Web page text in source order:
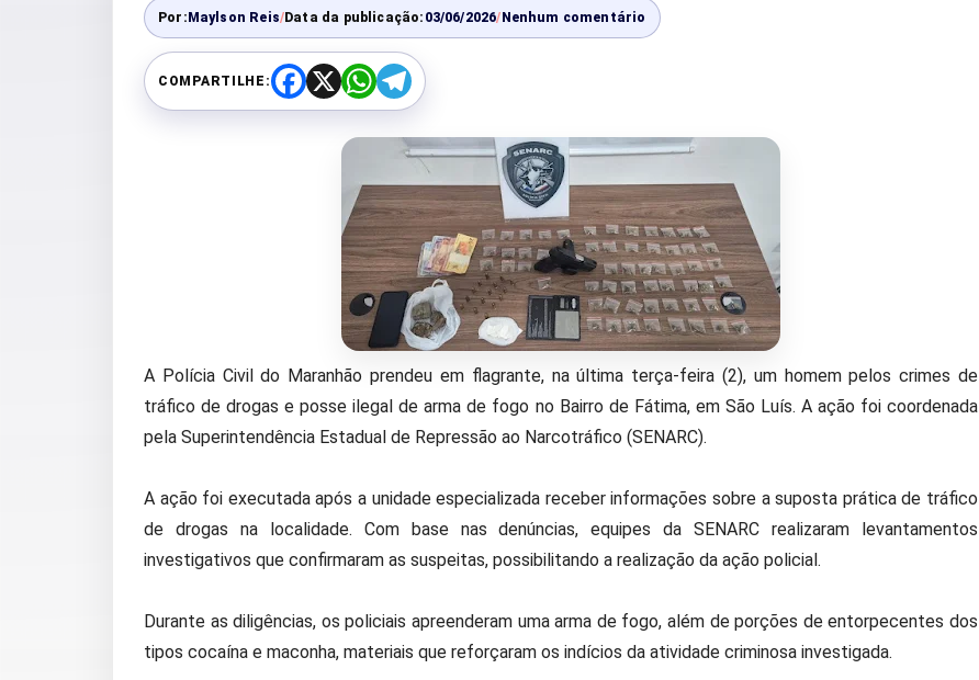
Por:Maylson Reis/Data da publicação: 03/06/2026/Nenhum comentário
COMPARTILHE:
F
a
X
W
h
t
p
p
T
e
e
g
a
m
A Polícia Civil do Maranhão prendeu em flagrante, na última terça-feira (2), um homem pelos crimes de
tráfico de drogas e posse ilegal de arma de fogo no Bairro de Fátima, em São Luís. A ação foi coordenada
pela Superintendência Estadual de Repressão ao Narcotráfico (SENARC).
A ação foi executada após a unidade especializada receber informações sobre a suposta prática de tráfico
de drogas na localidade. Com base nas denúncias, equipes da SENARC realizaram levantamentos
investigativos que confirmaram as suspeitas, possibilitando a realização da ação policial.
Durante as diligências, os policiais apreenderam uma arma de fogo, além de porções de entorpecentes dos
tipos cocaína e maconha, materiais que reforçaram os indícios da atividade criminosa investigada.